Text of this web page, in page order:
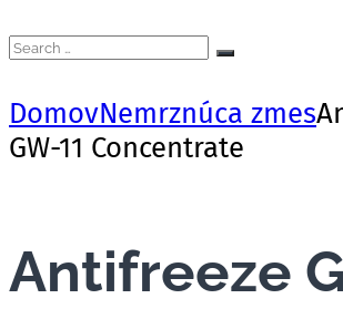
Search
Search
DomovNemrznúca zmes
GW-11 Concentrate
Antifreeze